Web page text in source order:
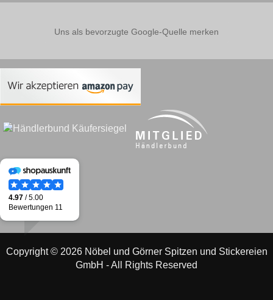
Uns als bevorzugte Google-Quelle merken
Copyright © 2026 Nöbel und Görner Spitzen und Stickereien
GmbH - All Rights Reserved